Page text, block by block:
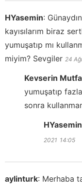
HYasemin:
kayısılarım biraz
yumuşatıp mı
miyim? Sevgiler 24
Kevserin
yumuşatıp
sonra
HYasemin
2021 14:05
aylinturk: Merhaba